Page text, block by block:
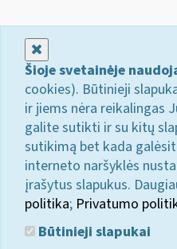
Šioje svetainėje
cookies). Būtinieji
ir jiems nėra reikalingas
galite sutikti ir su kitų
sutikimą bet kada
interneto naršyklės
įrašytus slapukus.
politika; Privatumo
Būtinieji slapukai